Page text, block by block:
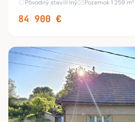
(možnosť rozdelenia na dve
Pôvodný stav Iný Pozemok 1 259 m²
84 900 €